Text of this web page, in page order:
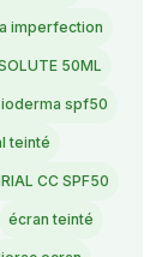
imperfection
50ML
spf50
teinté
CC SPF50
écran teinté